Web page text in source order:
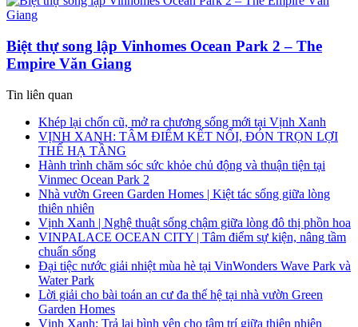
Biệt thự song lập Vinhomes Ocean Park 2 – The
Empire Văn Giang
Tin liên quan
Khép lại chốn cũ, mở ra chương sống mới tại Vịnh Xanh
VỊNH XANH: TÂM ĐIỂM KẾT NỐI, ĐÓN TRỌN LỢI
THẾ HẠ TẦNG
Hành trình chăm sóc sức khỏe chủ động và thuận tiện tại
Vinmec Ocean Park 2
Nhà vườn Green Garden Homes | Kiệt tác sống giữa lòng
thiên nhiên
Vịnh Xanh | Nghệ thuật sống chậm giữa lòng đô thị phồn hoa
VINPALACE OCEAN CITY | Tâm điểm sự kiện, nâng tầm
chuẩn sống
Đại tiệc nước giải nhiệt mùa hè tại VinWonders Wave Park và
Water Park
Lời giải cho bài toán an cư đa thế hệ tại nhà vườn Green
Garden Homes
Vịnh Xanh: Trả lại bình yên cho tâm trí giữa thiên nhiên